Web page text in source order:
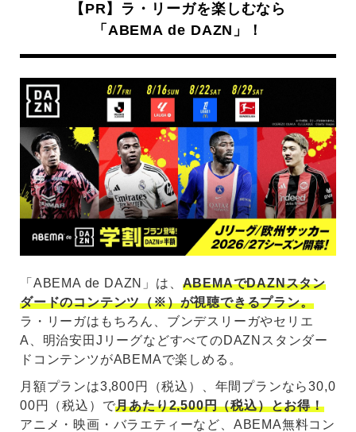
【PR】ラ・リーガを楽しむなら
「ABEMA de DAZN」！
「ABEMA de DAZN」は、 ABEMAでDAZNスタン
ダードのコンテンツ（※）が視聴できるプラン。
ラ・リーガはもちろん、ブンデスリーガやセリエ
A、明治安田JリーグなどすべてのDAZNスタンダー
ドコンテンツがABEMAで楽しめる。
月額プランは3,800円（税込）、年間プランなら30,0
00円（税込）で月あたり2,500円（税込）とお得！
アニメ・映画・バラエティーなど、ABEMA無料コン